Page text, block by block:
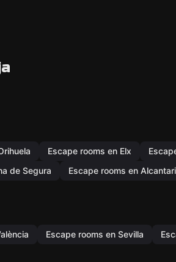
Escape rooms en Elx
de Segura Escape rooms en
Escape rooms en Sevilla